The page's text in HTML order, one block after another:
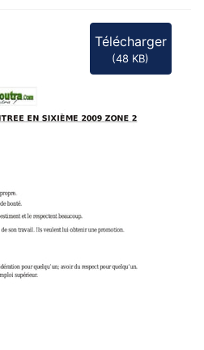
Télécharger
(48 KB)